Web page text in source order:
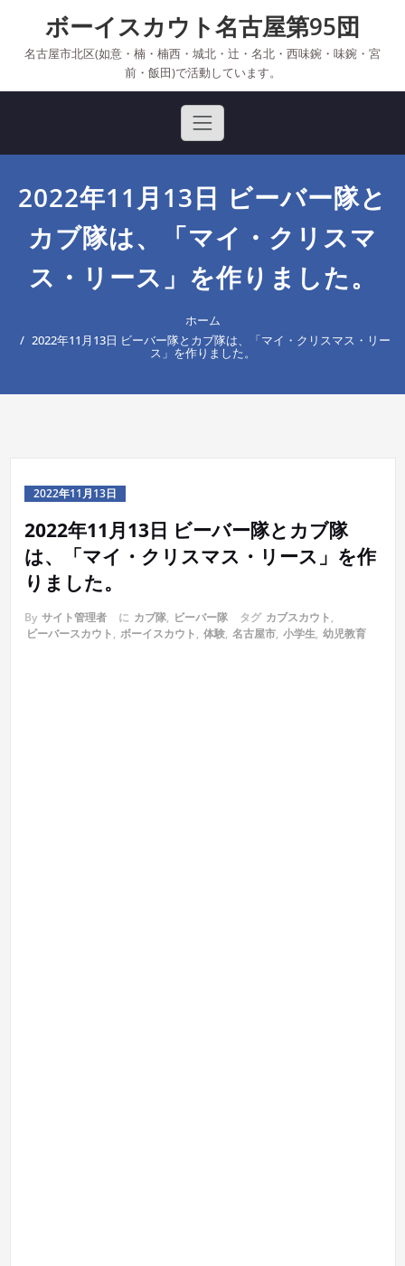
content
ボーイスカウト名古屋第95団
名古屋市北区(如意・楠・楠西・城北・辻・名北・西味鋺・味鋺・宮
前・飯田)で活動しています。
2022年11月13日 ビーバー隊と
カブ隊は、「マイ・クリスマ
ス・リース」を作りました。
ホーム
2022年11月13日 ビーバー隊とカブ隊は、「マイ・クリスマス・リー
ス」を作りました。
2022年11月13日
2022年11月13日 ビーバー隊とカブ隊
は、「マイ・クリスマス・リース」を作
りました。
By サイト管理者 に カブ隊, ビーバー隊 タグ カブスカウト,
ビーバースカウト, ボーイスカウト, 体験, 名古屋市, 小学生, 幼児教育